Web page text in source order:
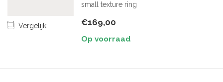
Vergelijk
small texture ring
€169,00
Op voorraad